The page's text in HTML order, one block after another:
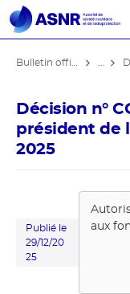
Décision n°
président de
2025
Publié le
29/12/20
25
aux